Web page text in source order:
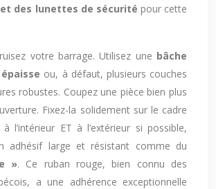
des lunettes de sécurité pour cette
votre barrage. Utilisez une bâche
ou, à défaut, plusieurs couches
robustes. Coupez une pièce bien plus
Fixez-la solidement sur le cadre
l’intérieur ET à l’extérieur si possible,
adhésif large et résistant comme du
». Ce ruban rouge, bien connu des
a une adhérence exceptionnelle